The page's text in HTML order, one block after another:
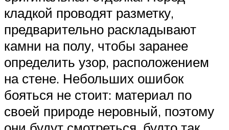
кладкой проводят разметку,
предварительно раскладывают
камни на полу, чтобы заранее
определить узор, расположением
на стене. Небольших ошибок
бояться не стоит: материал по
своей природе неровный, поэтому